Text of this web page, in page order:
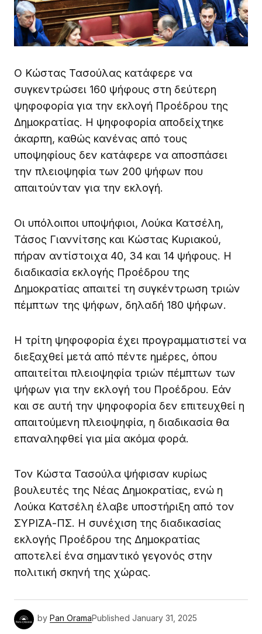
Ο Κώστας Τασούλας κατάφερε να
συγκεντρώσει 160 ψήφους στη δεύτερη
ψηφοφορία για την εκλογή Προέδρου της
Δημοκρατίας. Η ψηφοφορία αποδείχτηκε
άκαρπη, καθώς κανένας από τους
υποψηφίους δεν κατάφερε να αποσπάσει
την πλειοψηφία των 200 ψήφων που
απαιτούνταν για την εκλογή.
Οι υπόλοιποι υποψήφιοι, Λούκα Κατσέλη,
Τάσος Γιαννίτσης και Κώστας Κυριακού,
πήραν αντίστοιχα 40, 34 και 14 ψήφους. Η
διαδικασία εκλογής Προέδρου της
Δημοκρατίας απαιτεί τη συγκέντρωση τριών
πέμπτων της ψήφων, δηλαδή 180 ψήφων.
Η τρίτη ψηφοφορία έχει προγραμματιστεί να
διεξαχθεί μετά από πέντε ημέρες, όπου
απαιτείται πλειοψηφία τριών πέμπτων των
ψήφων για την εκλογή του Προέδρου. Εάν
και σε αυτή την ψηφοφορία δεν επιτευχθεί η
απαιτούμενη πλειοψηφία, η διαδικασία θα
επαναληφθεί για μία ακόμα φορά.
Τον Κώστα Τασούλα ψήφισαν κυρίως
βουλευτές της Νέας Δημοκρατίας, ενώ η
Λούκα Κατσέλη έλαβε υποστήριξη από τον
ΣΥΡΙΖΑ-ΠΣ. Η συνέχιση της διαδικασίας
εκλογής Προέδρου της Δημοκρατίας
αποτελεί ένα σημαντικό γεγονός στην
πολιτική σκηνή της χώρας.
by Pan OramaPublished January 31, 2025